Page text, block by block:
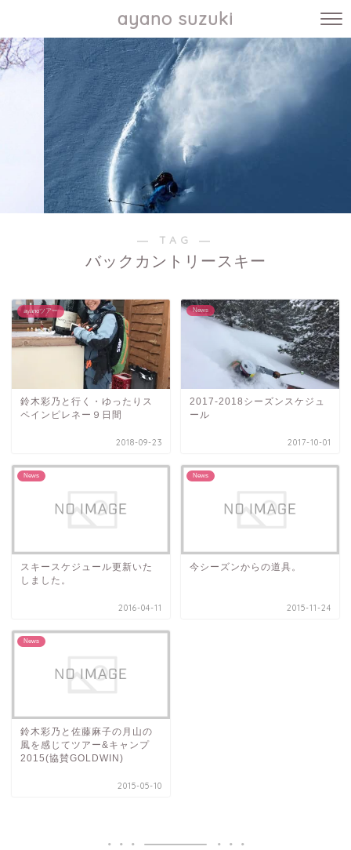
ayano suzuki
― TAG ―
バックカントリースキー
ayanoツアー
鈴木彩乃と行く・ゆったりス
ペインピレネー９日間
2018-09-23
News
2017-2018シーズンスケジュ
ール
2017-10-01
News
スキースケジュール更新いた
しました。
2016-04-11
News
今シーズンからの道具。
2015-11-24
News
鈴木彩乃と佐藤麻子の月山の
風を感じてツアー&キャンプ
2015(協賛GOLDWIN)
2015-05-10